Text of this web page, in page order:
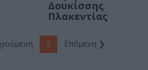
Δουκίσσης
Πλακεντίας
2 Επόμενη ❯